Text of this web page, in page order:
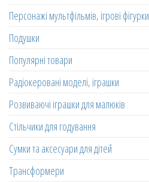
Персонажі мультфільмів, ігрові фігурки
Подушки
Популярні товари
Радіокеровані моделі, іграшки
Розвиваючі іграшки для малюків
Стільчики для годування
Сумки та аксесуари для дітей
Трансформери